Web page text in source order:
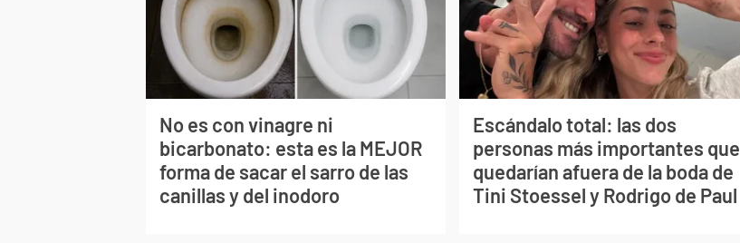
No es con vinagre ni
bicarbonato: esta es la MEJOR
forma de sacar el sarro de las
canillas y del inodoro
Escándalo total: las dos
personas más importantes que
quedarían afuera de la boda de
Tini Stoessel y Rodrigo de Paul